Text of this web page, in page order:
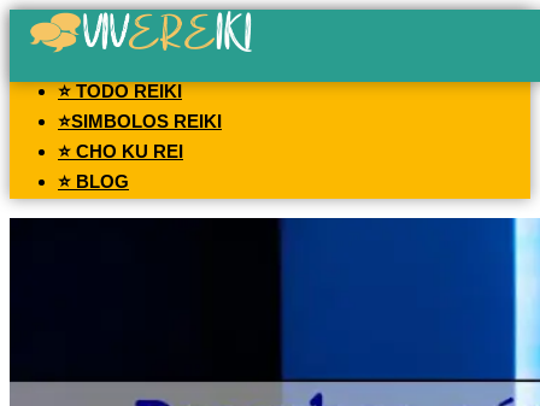
⭐ TODO REIKI
⭐SIMBOLOS REIKI
⭐ CHO KU REI
⭐ BLOG